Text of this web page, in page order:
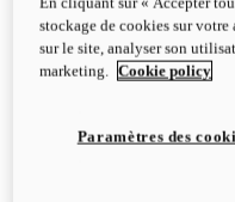
stockage de cookies sur
sur le site, analyser son
marketing.
Cookie policy
Paramètres des